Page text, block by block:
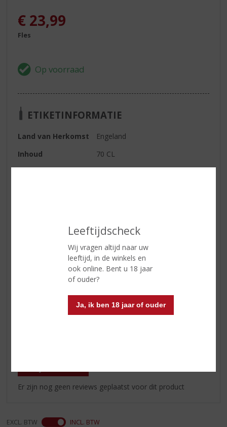
Leeftijdscheck
Wij vragen altijd naar uw
leeftijd, in de winkels en
ook online. Bent u 18 jaar
of ouder?
Ja, ik ben 18 jaar of ouder
€ 23,99
Fles
ETIKETINFORMATIE
Land van Herkomst
Engeland
Inhoud
70 CL
een frisse, stevige, traditionele
London Dry Gin met aanwezige
citroen tonen, prachtig in balans
gebracht, met een elegante en
fijne finish.
de afdronk is gemiddeld te
noemen
Er zijn nog geen reviews geplaatst voor dit product
EXCL. BTW INCL. BTW